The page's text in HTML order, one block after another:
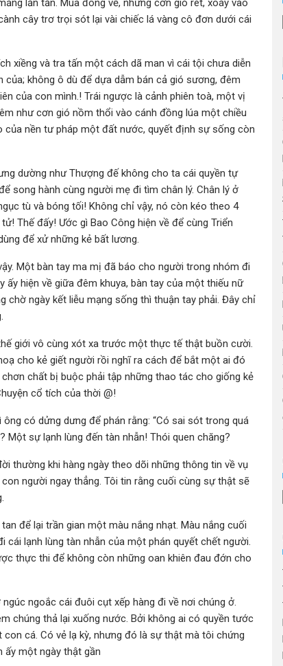
lăn tăn. Mùa đông về, những cơn gió rét, xoáy vào
cây trơ trọi sót lại vài chiếc lá vàng cô đơn dưới cái
xiềng và tra tấn một cách dã man vì cái tội chưa diễn
không ô dù để dựa dẫm bán cả gió sương, đêm
của con mình.! Trái ngược là cảnh phiên toà, một vị
như cơn gió nồm thổi vào cánh đồng lúa một chiều
của nền tư pháp một đất nước, quyết định sự sống còn
dường như Thượng đế không cho ta cái quyền tự
song hành cùng người mẹ đi tìm chân lý. Chân lý ở
tù và bóng tối! Không chỉ vậy, nó còn kéo theo 4
Thế đấy! Ước gì Bao Công hiện về để cùng Triển
để xử những kẻ bất lương.
Một bàn tay ma mị đã báo cho người trong nhóm đi
hiện về giữa đêm khuya, bàn tay của một thiếu nữ
chờ ngày kết liễu mạng sống thì thuận tay phải. Đây chỉ
giới vô cùng xót xa trước một thực tế thật buồn cười.
cho kẻ giết người rồi nghĩ ra cách để bắt một ai đó
chất bị buộc phải tập những thao tác cho giống kẻ
cổ tích của thời @!
có dửng dưng để phán rằng: “Có sai sót trong quá
Một sự lạnh lùng đến tàn nhẫn! Thói quen chăng?
thường khi hàng ngày theo dõi những thông tin về vụ
người ngay thẳng. Tôi tin rằng cuối cùng sự thật sẽ
để lại trần gian một màu nắng nhạt. Màu nắng cuối
lạnh lùng tàn nhẫn của một phán quyết chết người.
thực thi để không còn những oan khiên đau đớn cho
ngoắc cái đuôi cụt xếp hàng đi về nơi chúng ở.
chúng thả lại xuống nước. Bởi không ai có quyền tước
cá. Có vẻ lạ kỳ, nhưng đó là sự thật mà tôi chứng
ấy một ngày thật gần